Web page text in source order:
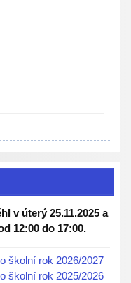
v úterý 25.11.2025 a
12:00 do 17:00.
školní rok 2026/2027
školní rok 2025/2026